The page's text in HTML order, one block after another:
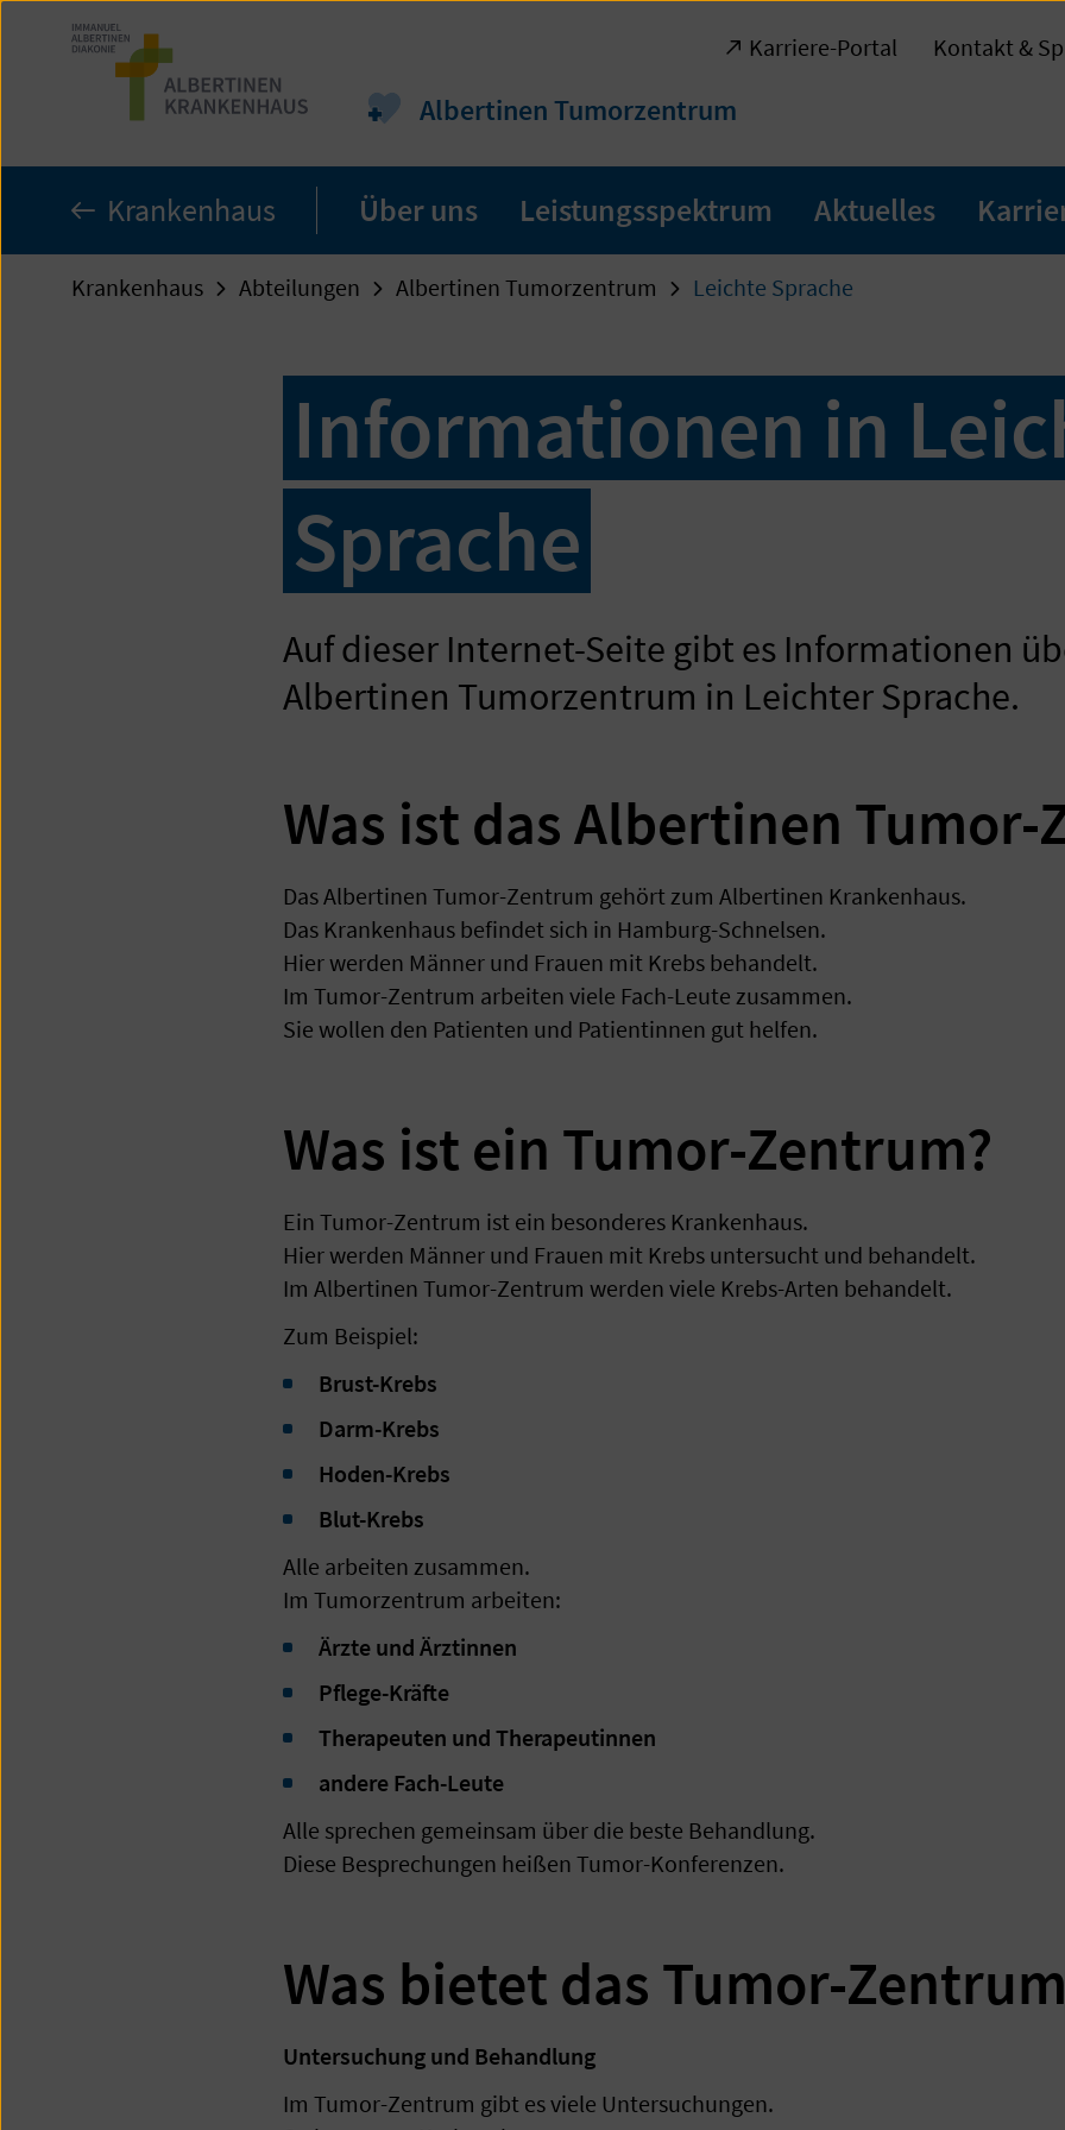
Zum
Seiteninhalt
Albertinen Tumorzentrum
Karriere-Portal Kontakt &
Krankenhaus Über uns Leistungsspektrum Aktuelles
Krankenhaus Abteilungen Albertinen Tumorzentrum Leichte Sprache
Informationen in
Sprache
Auf dieser Internet-Seite gibt es Informationen
Albertinen Tumorzentrum in Leichter Sprache.
Was ist das Albertinen Tumor-
Das Albertinen Tumor-Zentrum gehört zum Albertinen Krankenhaus.
Das Krankenhaus befindet sich in Hamburg-Schnelsen.
Hier werden Männer und Frauen mit Krebs behandelt.
Im Tumor-Zentrum arbeiten viele Fach-Leute zusammen.
Sie wollen den Patienten und Patientinnen gut helfen.
Was ist ein Tumor-Zentrum?
Ein Tumor-Zentrum ist ein besonderes Krankenhaus.
Hier werden Männer und Frauen mit Krebs untersucht und behandelt.
Im Albertinen Tumor-Zentrum werden viele Krebs-Arten behandelt.
Zum Beispiel:
Brust-Krebs
Darm-Krebs
Hoden-Krebs
Blut-Krebs
Alle arbeiten zusammen.
Im Tumorzentrum arbeiten:
Ärzte und Ärztinnen
Pflege-Kräfte
Therapeuten und Therapeutinnen
andere Fach-Leute
Alle sprechen gemeinsam über die beste Behandlung.
Diese Besprechungen heißen Tumor-Konferenzen.
Was bietet das Tumor-
Untersuchung und Behandlung
Im Tumor-Zentrum gibt es viele Untersuchungen.